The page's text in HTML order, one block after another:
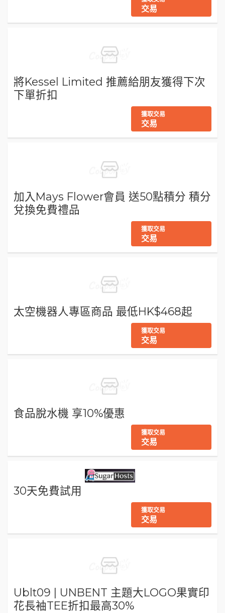
交易
將Kessel Limited 推薦給朋友獲得下次
下單折扣
獲取交易
交易
加入Mays Flower會員 送50點積分 積分
兌換免費禮品
獲取交易
交易
太空機器人專區商品 最低HK$468起
獲取交易
交易
食品脫水機 享10%優惠
獲取交易
交易
30天免費試用
獲取交易
交易
Ublt09 | UNBENT 主題大LOGO果實印
花長袖TEE折扣最高30%